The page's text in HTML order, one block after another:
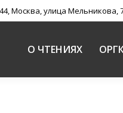
Москва, улица Мельникова,
О ЧТЕНИЯХ